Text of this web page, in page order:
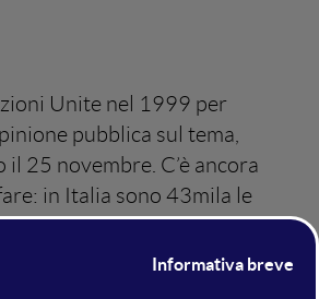
Unite nel 1999 per
pubblica sul tema,
25 novembre. C’è ancora
in Italia sono 43mila le
che si rivolgono ai centri anti-